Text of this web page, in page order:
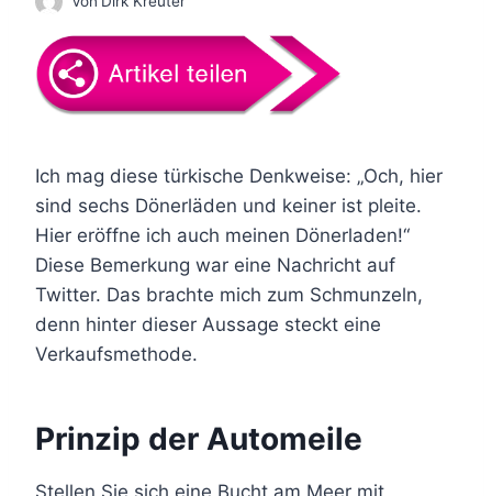
Ich mag diese türkische Denkweise: „Och, hier
sind sechs Dönerläden und keiner ist pleite.
Hier eröffne ich auch meinen Dönerladen!“
Diese Bemerkung war eine Nachricht auf
Twitter. Das brachte mich zum Schmunzeln,
denn hinter dieser Aussage steckt eine
Verkaufsmethode.
Prinzip der Automeile
Stellen Sie sich eine Bucht am Meer mit